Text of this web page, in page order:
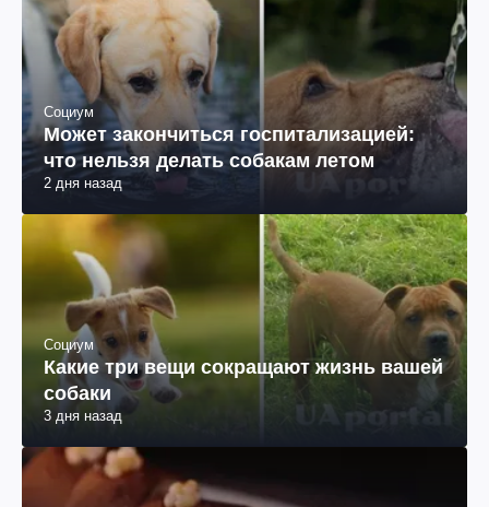
Социум
Может закончиться госпитализацией:
что нельзя делать собакам летом
2 дня назад
Социум
Какие три вещи сокращают жизнь вашей
собаки
3 дня назад